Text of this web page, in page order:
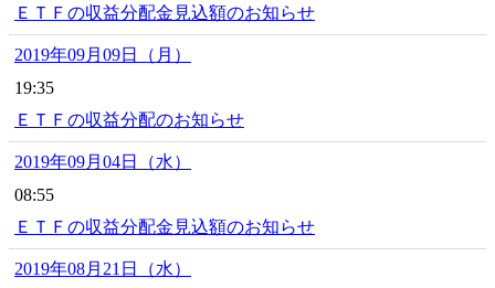
ＥＴＦの収益分配金見込額のお知らせ
2019年09月09日（月）
19:35
ＥＴＦの収益分配のお知らせ
2019年09月04日（水）
08:55
ＥＴＦの収益分配金見込額のお知らせ
2019年08月21日（水）